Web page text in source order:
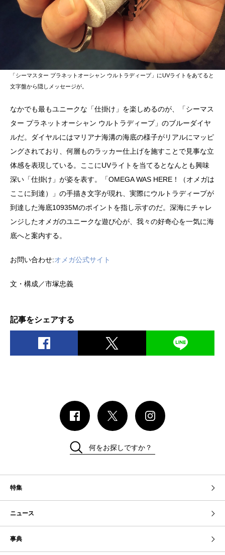
「シーマスター プラネットオーシャン ウルトラディープ」にUVライトをあてると
文字盤から隠しメッセージが。
なかでも最もユニークな「仕掛け」を楽しめるのが、「シーマス
ター プラネットオーシャン ウルトラディープ」のブルーダイヤ
ルだ。ダイヤルにはマリアナ海溝の海底の様子がリアルにマッピ
ングされており、何層ものラッカー仕上げを施すことで見事な立
体感を表現している。ここにUVライトを当てるとなんとも興味
深い「仕掛け」が姿を表す。「OMEGA WAS HERE！（オメガは
ここに到達）」の手描き文字が現れ、実際にウルトラディープが
到達した海底10935Mのポイントを指し示すのだ。深海にチャレ
ンジしたオメガのユニークな遊び心が、我々の好奇心を一気に海
底へと案内する。
お問い合わせ:オメガ公式サイト
文・構成／市塚忠義
記事をシェアする
特集
ニュース
事典
何をお探しですか？